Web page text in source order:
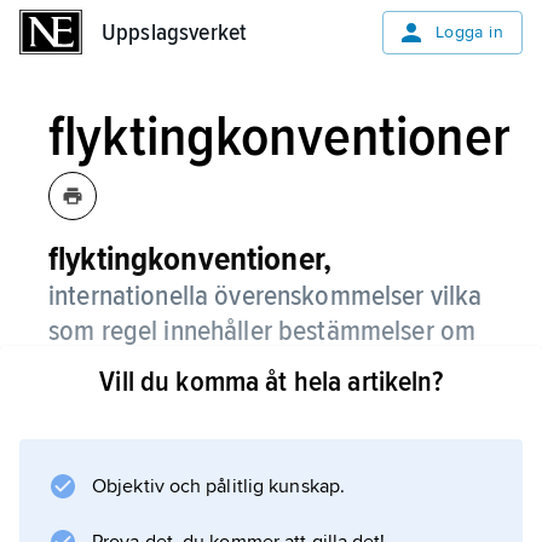
Uppslagsverket Logga in
flyktingkonventioner
flyktingkonventioner,
internationella överenskommelser vilka
som regel innehåller bestämmelser om
vem som är flykting samt regler om
flyktingars rättsliga ställning.
mellankrigstiden
Vill du komma åt hela artikeln?
Objektiv och pålitlig kunskap.